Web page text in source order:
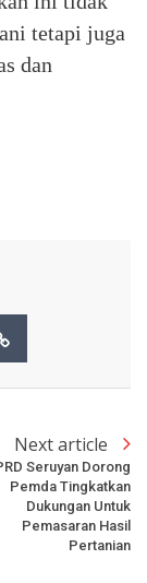
tetapi juga
dan
Next article
Seruyan Dorong
Pemda Tingkatkan
Dukungan Untuk
Pemasaran Hasil
Pertanian